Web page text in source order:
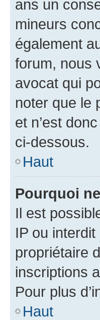
ans un
mineurs
également
forum, nous
avocat qui
noter que le
et n’est
ci-dessous.
Haut
Pourquoi
Il est
IP ou
propriétaire
inscriptions
Pour plus
Haut